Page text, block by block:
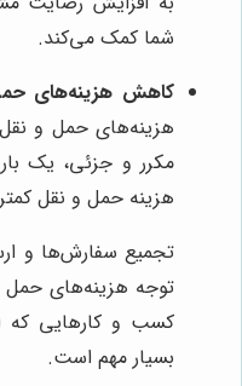
شما کمک می‌کند.
کاهش هزینه‌های
هزینه‌های حمل و
مکرر و جزئی، یک
هزینه حمل و نقل
تجمیع سفارش‌ها و
توجه هزینه‌های حمل
کسب و کارهایی که
بسیار مهم است.